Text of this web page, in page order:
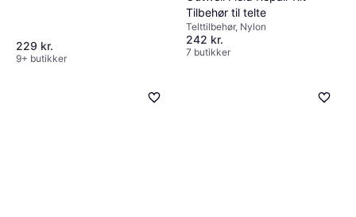
229 kr.
9+ butikker
Tilbehør til telte
Telttilbehør, Nylon
242 kr.
7 butikker